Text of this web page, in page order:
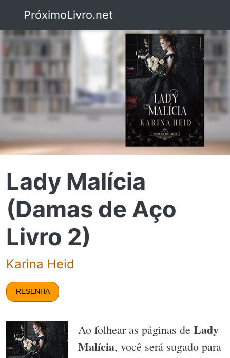
PróximoLivro.net
Lady Malícia
(Damas de Aço
Livro 2)
Karina Heid
RESENHA
Ao folhear as páginas de Lady
Malícia, você será sugado para